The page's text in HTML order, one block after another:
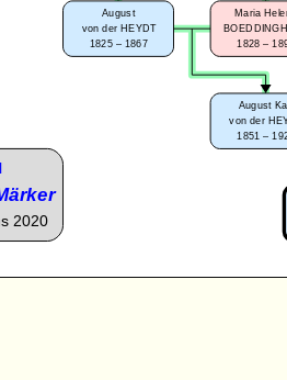
Maria
1828 –
August
von der HEYDT
1825 – 1867
August
von der
1851 –
2020